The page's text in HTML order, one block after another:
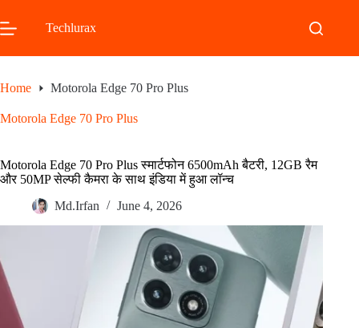
to
content
Techlurax
Home Motorola Edge 70 Pro Plus
Motorola Edge 70 Pro Plus
Motorola Edge 70 Pro Plus स्मार्टफोन 6500mAh बैटरी, 12GB रैम
और 50MP सेल्फी कैमरा के साथ इंडिया में हुआ लॉन्च
Md.Irfan
June 4, 2026